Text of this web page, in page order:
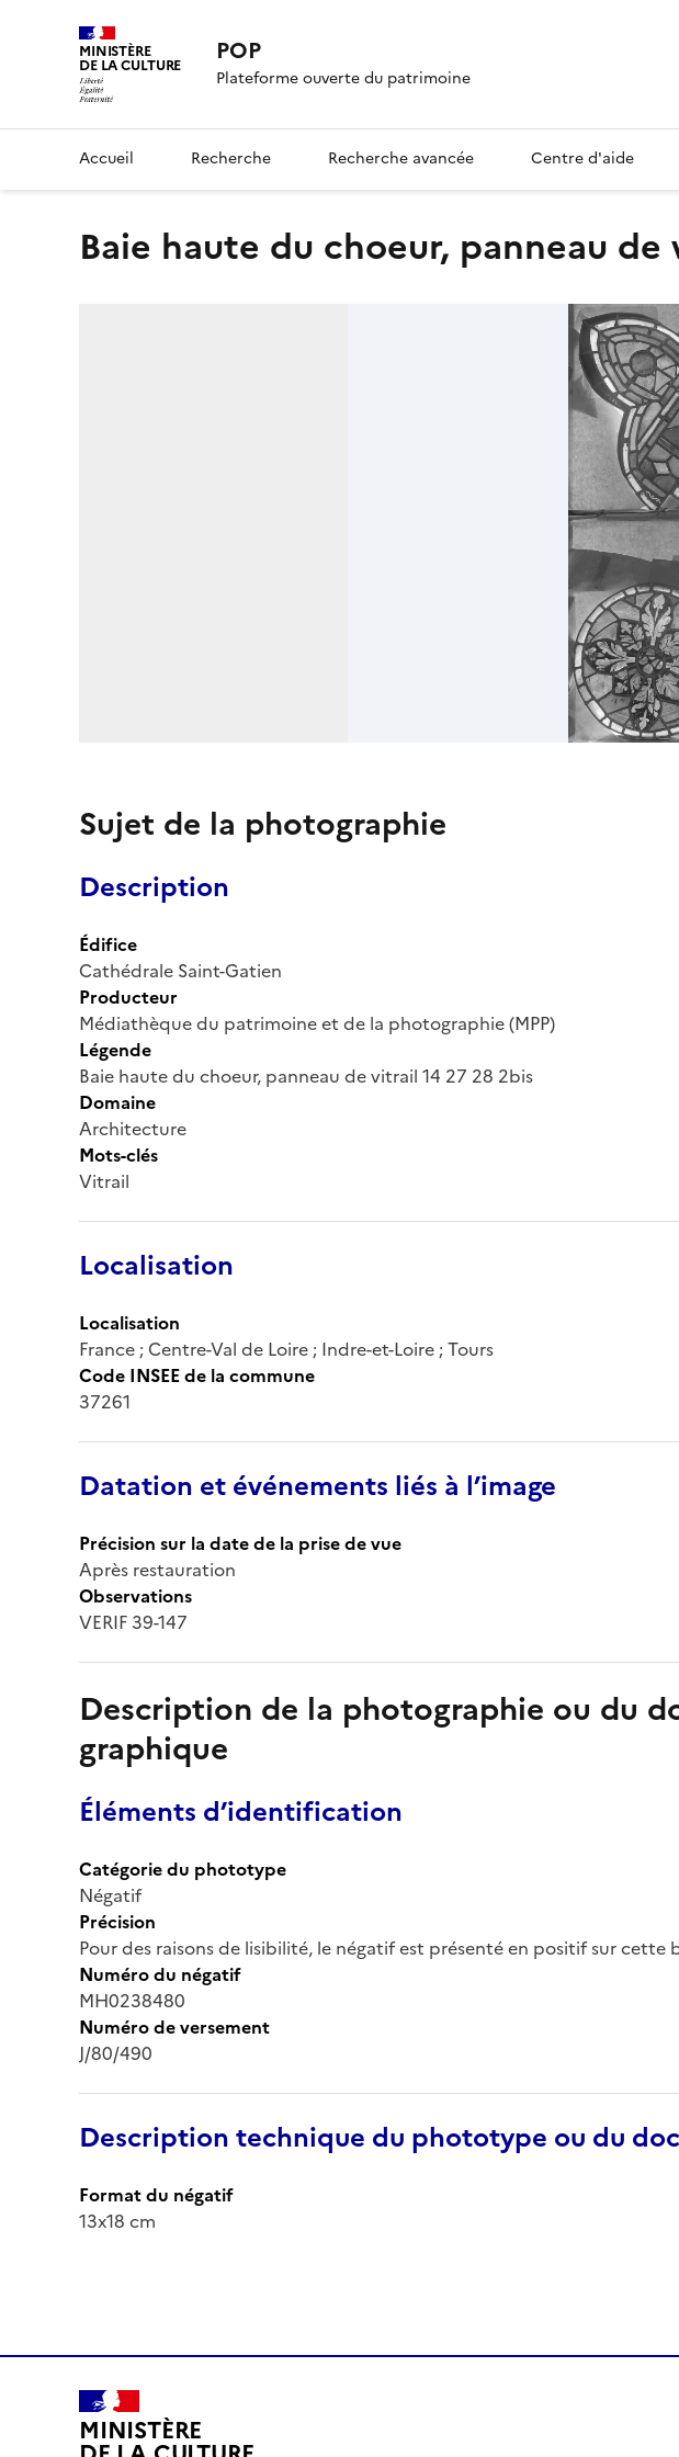
MINISTÈRE
DE LA CULTURE POP
Plateforme ouverte du patrimoine
Accueil Recherche Recherche avancée Centre d'aide
Baie haute du choeur, panneau
Sujet de la photographie
Description
Édifice
Cathédrale Saint-Gatien
Producteur
Médiathèque du patrimoine et de la photographie (MPP)
Légende
Baie haute du choeur, panneau de vitrail 14 27 28 2bis
Domaine
Architecture
Mots-clés
Vitrail
Localisation
Localisation
France ; Centre-Val de Loire ; Indre-et-Loire ; Tours
Code INSEE de la commune
37261
Datation et événements liés à l’image
Précision sur la date de la prise de vue
Après restauration
Observations
VERIF 39-147
Description de la photographie ou du
graphique
Éléments d’identification
Catégorie du phototype
Négatif
Précision
Pour des raisons de lisibilité, le négatif est présenté en positif sur cette
Numéro du négatif
MH0238480
Numéro de versement
J/80/490
Description technique du phototype ou du
Format du négatif
13x18 cm
MINISTÈRE